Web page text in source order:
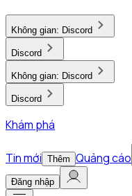
Không gian: Discord
Discord
Không gian: Discord
Discord
Khám phá
Tin mới Thêm Quảng cáo
Đăng nhập